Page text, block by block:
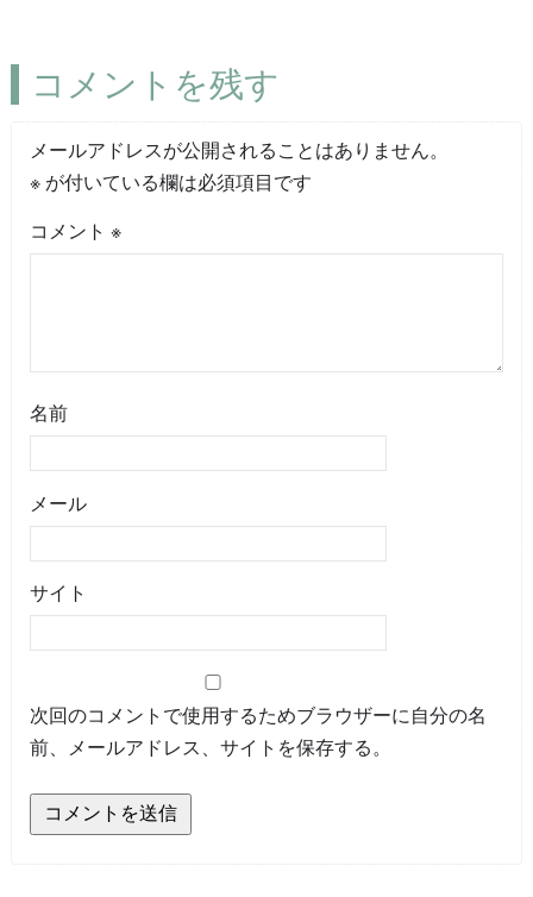
コメントを残す
メールアドレスが公開されることはありません。
※が付いている欄は必須項目です
コメント ※
名前
メール
サイト
次回のコメントで使用するためブラウザーに自分の名
前、メールアドレス、サイトを保存する。